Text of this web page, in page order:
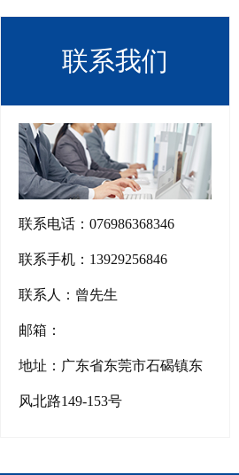
联系我们
联系电话：076986368346
联系手机：13929256846
联系人：曾先生
邮箱：
地址：广东省东莞市石碣镇东
风北路149-153号